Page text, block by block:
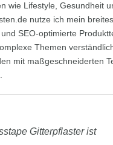
wie Lifestyle, Gesundheit
nutze ich mein breites
SEO-optimierte
Themen
mit maßgeschneiderten
Gitterpflaster ist